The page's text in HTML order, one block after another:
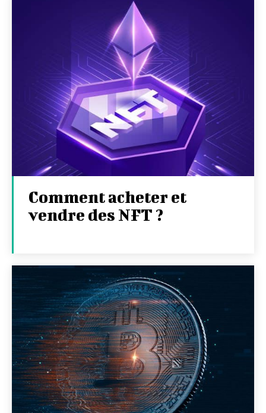
Comment acheter et
vendre des NFT ?